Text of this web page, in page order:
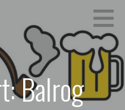
Balrog